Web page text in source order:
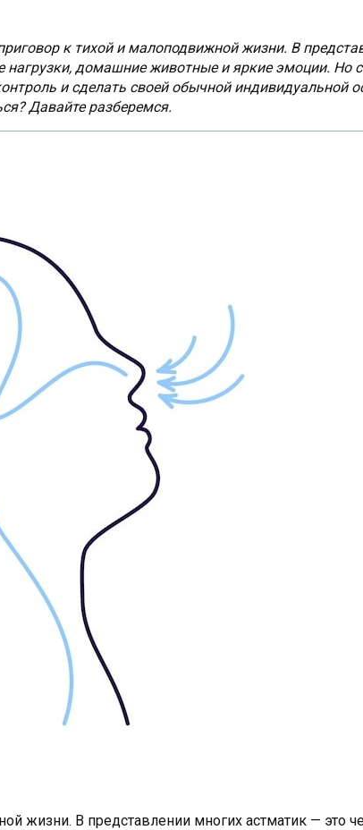
к тихой и малоподвижной жизни. В
домашние животные и яркие эмоции. Но
и сделать своей обычной индивидуальной
Давайте разберемся.
жизни. В представлении многих астматик — это